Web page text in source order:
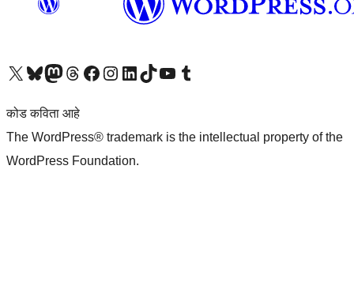
आमच्या X (एक्स) (पूर्वीचे ट्विटर) खात्याला भेट द्या आमच्या ब्लूस्की खात्याला भेट द्या.आमच्या Mastodon खात्याला भेट द्या.आमच्या थ्रेड्स खात्याला भेट द्या. आमच्या फेसबुक पेजला भेट द्या आमच्या इंस्टाग्राम खात्याला भेट द्या आमच्या लिंक्डइन खात्याला भेट द्या आमच्या टिकटॉक अकाउंटला भेट द्या.आमच्या यूट्यूब चॅनेलला भेट द्या आमच्या टंबलर खात्याला भेट द्या.
कोड कविता आहे
The WordPress® trademark is the intellectual property of the
WordPress Foundation.